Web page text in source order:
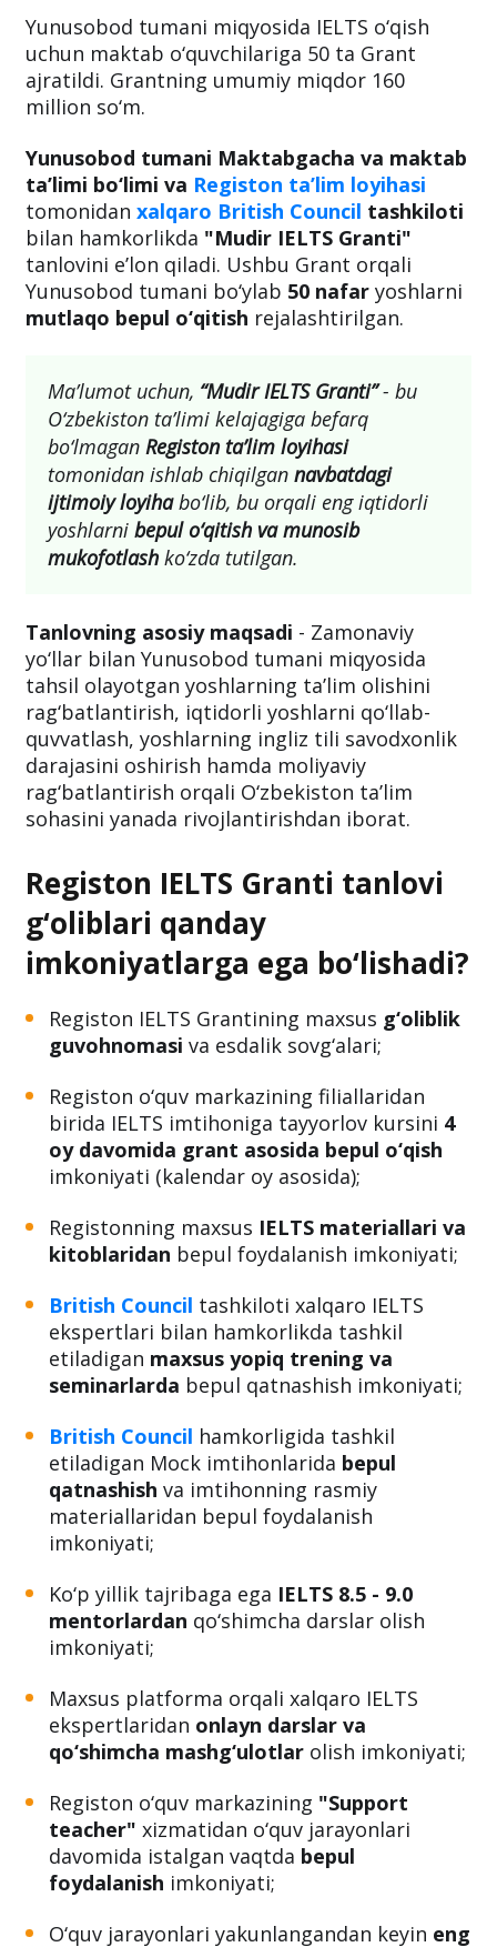
Yunusobod tumani miqyosida IELTS o‘qish
uchun maktab o‘quvchilariga 50 ta Grant
ajratildi. Grantning umumiy miqdor 160
million so‘m.
Yunusobod tumani Maktabgacha va maktab
ta’limi bo‘limi va Registon ta’lim loyihasi
tomonidan xalqaro British Council tashkiloti
bilan hamkorlikda "Mudir IELTS Granti"
tanlovini e’lon qiladi. Ushbu Grant orqali
Yunusobod tumani bo‘ylab 50 nafar yoshlarni
mutlaqo bepul o‘qitish rejalashtirilgan.
Ma’lumot uchun, “Mudir IELTS Granti”- bu
O‘zbekiston ta’limi kelajagiga befarq
bo‘lmagan Registon ta’lim loyihasi
tomonidan ishlab chiqilgan navbatdagi
ijtimoiy loyihabo‘lib, bu orqali eng iqtidorli
yoshlarni bepul o‘qitish va munosib
mukofotlash ko‘zda tutilgan.
Tanlovning asosiy maqsadi - Zamonaviy
yo‘llar bilan Yunusobod tumani miqyosida
tahsil olayotgan yoshlarning ta’lim olishini
rag‘batlantirish, iqtidorli yoshlarni qo‘llab-
quvvatlash, yoshlarning ingliz tili savodxonlik
darajasini oshirish hamda moliyaviy
rag‘batlantirish orqali O‘zbekiston ta’lim
sohasini yanada rivojlantirishdan iborat.
Registon IELTS Granti tanlovi
g‘oliblari qanday
imkoniyatlarga ega bo‘lishadi?
Registon IELTS Grantining maxsus g‘oliblik
guvohnomasi va esdalik sovg‘alari;
Registon o‘quv markazining filiallaridan
birida IELTS imtihoniga tayyorlov kursini 4
oy davomida grant asosida bepul o‘qish
imkoniyati (kalendar oy asosida);
Registonning maxsus IELTS materiallari va
kitoblaridan bepul foydalanish imkoniyati;
British Council tashkiloti xalqaro IELTS
ekspertlari bilan hamkorlikda tashkil
etiladigan maxsus yopiq trening va
seminarlarda bepul qatnashish imkoniyati;
British Council hamkorligida tashkil
etiladigan Mock imtihonlarida bepul
qatnashish va imtihonning rasmiy
materiallaridan bepul foydalanish
imkoniyati;
Ko‘p yillik tajribaga ega IELTS 8.5 - 9.0
mentorlardan qo‘shimcha darslar olish
imkoniyati;
Maxsus platforma orqali xalqaro IELTS
ekspertlaridan onlayn darslar va
qo‘shimcha mashg‘ulotlar olish imkoniyati;
Registon o‘quv markazining "Support
teacher" xizmatidan o‘quv jarayonlari
davomida istalgan vaqtda bepul
foydalanish imkoniyati;
O‘quv jarayonlari yakunlangandan keyin eng